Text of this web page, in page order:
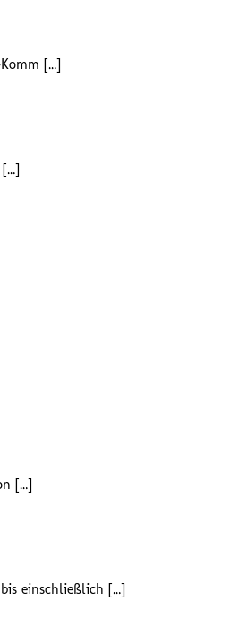
[…]
[…]
[…]
einschließlich […]